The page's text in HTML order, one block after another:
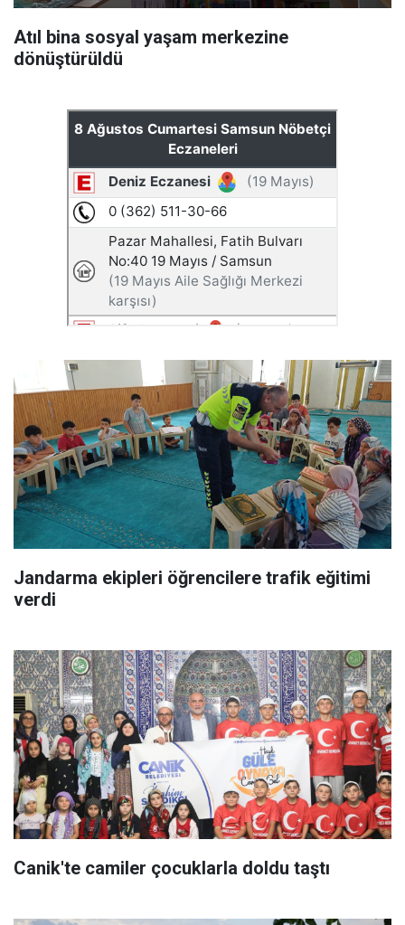
Atıl bina sosyal yaşam merkezine
dönüştürüldü
Jandarma ekipleri öğrencilere trafik eğitimi
verdi
Canik'te camiler çocuklarla doldu taştı